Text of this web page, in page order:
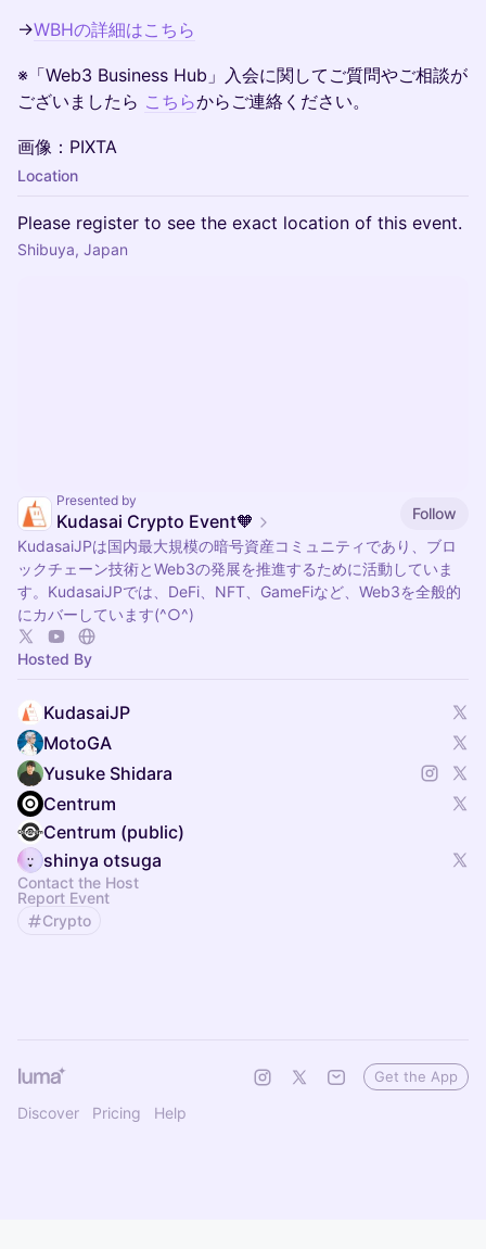
​→WBHの詳細はこちら
​※「Web3 Business Hub」入会に関してご質問やご相談が
ございましたら こちらからご連絡ください。
​画像：PIXTA
Location
Please register to see the exact location of this event.
Shibuya, Japan
Presented by
Kudasai Crypto Event🧡
Follow
​​KudasaiJPは国内最大規模の暗号資産コミュニティであり、ブロ
ックチェーン技術とWeb3の発展を推進するために活動していま
す。KudasaiJPでは、DeFi、NFT、GameFiなど、Web3を全般的
にカバーしています​(^○^)
Hosted By
KudasaiJP
MotoGA
Yusuke Shidara
Centrum
Centrum (public)
shinya otsuga
Contact the Host
Report Event
Crypto
Discover Pricing Help
Get the App